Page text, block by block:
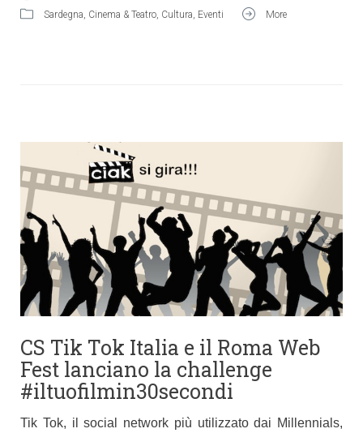
Sardegna, Cinema & Teatro, Cultura, Eventi More
CS Tik Tok Italia e il Roma Web
Fest lanciano la challenge
#iltuofilmin30secondi
Tik Tok, il social network più utilizzato dai Millennials,